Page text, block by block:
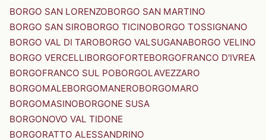
BORGO SAN LORENZOBORGO SAN MARTINO
BORGO SAN SIROBORGO TICINOBORGO TOSSIGNANO
BORGO VAL DI TAROBORGO VALSUGANABORGO VELINO
BORGO VERCELLIBORGOFORTEBORGOFRANCO D'IVREA
BORGOFRANCO SUL POBORGOLAVEZZARO
BORGOMALEBORGOMANEROBORGOMARO
BORGOMASINOBORGONE SUSA
BORGONOVO VAL TIDONE
BORGORATTO ALESSANDRINO